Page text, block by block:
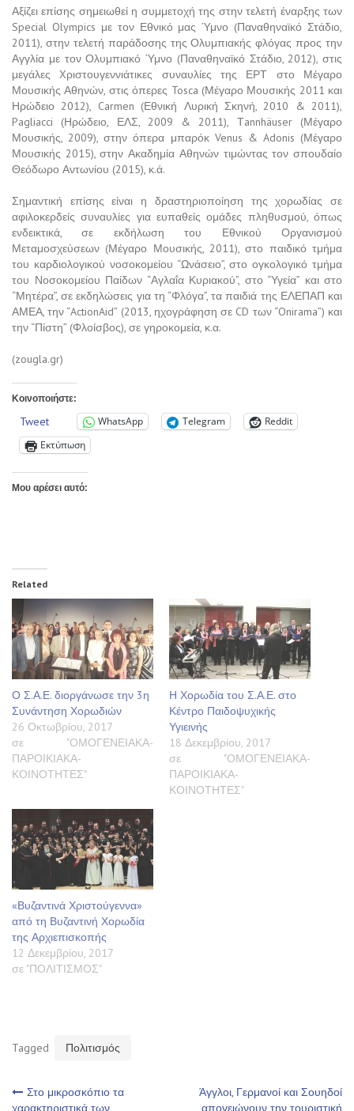
Αξίζει επίσης σημειωθεί η συμμετοχή της στην τελετή έναρξης των
Special Olympics με τον Εθνικό μας Ύμνο (Παναθηναϊκό Στάδιο,
2011), στην τελετή παράδοσης της Ολυμπιακής φλόγας προς την
Αγγλία με τον Ολυμπιακό Ύμνο (Παναθηναϊκό Στάδιο, 2012), στις
μεγάλες Xριστουγεννιάτικες συναυλίες της ΕΡΤ στο Μέγαρο
Μουσικής Αθηνών, στις όπερες Tosca (Μέγαρο Μουσικής 2011 και
Ηρώδειο 2012), Carmen (Εθνική Λυρική Σκηνή, 2010 & 2011),
Pagliacci (Ηρώδειο, ΕΛΣ, 2009 & 2011), Τannhäuser (Μέγαρο
Μουσικής, 2009), στην όπερα μπαρόκ Venus & Adonis (Μέγαρο
Μουσικής 2015), στην Ακαδημία Αθηνών τιμώντας τον σπουδαίο
Θεόδωρο Αντωνίου (2015), κ.ά.
Σημαντική επίσης είναι η δραστηριοποίηση της χορωδίας σε
αφιλοκερδείς συναυλίες για ευπαθείς ομάδες πληθυσμού, όπως
ενδεικτικά, σε εκδήλωση του Εθνικού Οργανισμού
Μεταμοσχεύσεων (Μέγαρο Μουσικής, 2011), στο παιδικό τμήμα
του καρδιολογικού νοσοκομείου “Ωνάσειο”, στο ογκολογικό τμήμα
του Νοσοκομείου Παίδων “Αγλαΐα Κυριακού”, στο “Υγεία” και στο
“Μητέρα”, σε εκδηλώσεις για τη “Φλόγα”, τα παιδιά της ΕΛΕΠΑΠ και
ΑΜΕΑ, την “ActionAid” (2013, ηχογράφηση σε CD των “Onirama”) και
την “Πίστη” (Φλοίσβος), σε γηροκομεία, κ.α.
(zougla.gr)
Κοινοποιήστε:
Tweet WhatsApp Telegram
Reddit
Εκτύπωση
Μου αρέσει αυτό:
Related
Ο Σ.Α.Ε. διοργάνωσε την 3η
Συνάντηση Χορωδιών
26 Οκτωβρίου, 2017
σε "ΟΜΟΓΕΝΕΙΑΚΑ-
ΠΑΡΟΙΚΙΑΚΑ-
ΚΟΙΝΟΤΗΤΕΣ"
Η Χορωδία του Σ.Α.Ε. στο
Κέντρο Παιδοψυχικής
Υγιεινής
18 Δεκεμβρίου, 2017
σε "ΟΜΟΓΕΝΕΙΑΚΑ-
ΠΑΡΟΙΚΙΑΚΑ-
ΚΟΙΝΟΤΗΤΕΣ"
«Βυζαντινά Χριστούγεννα»
από τη Βυζαντινή Χορωδία
της Αρχιεπισκοπής
12 Δεκεμβρίου, 2017
σε "ΠΟΛΙΤΙΣΜΟΣ"
Tagged Πολιτισμός
Πλοήγηση
Στο μικροσκόπιο τα
χαρακτηριστικά των
Άγγλοι, Γερμανοί και Σουηδοί
απογειώνουν την τουριστική